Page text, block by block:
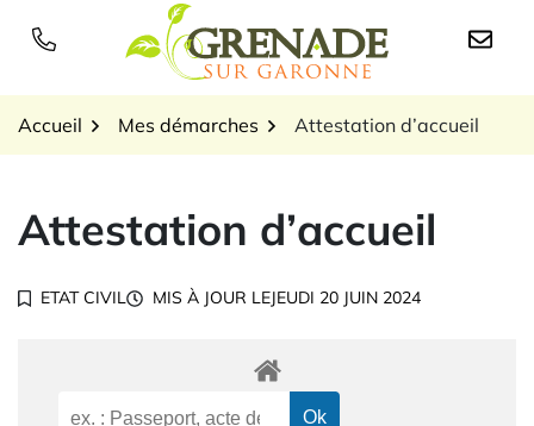
Logo Grenade sur
Accueil Mes démarches Attestation d’accueil
Attestation d’accueil
ETAT CIVIL MIS À JOUR LEJEUDI 20 JUIN 2024